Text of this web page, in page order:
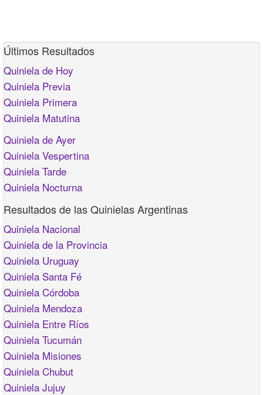
Últimos Resultados
Quiniela de Hoy
Quiniela Previa
Quiniela Primera
Quiniela Matutina
Quiniela de Ayer
Quiniela Vespertina
Quiniela Tarde
Quiniela Nocturna
Resultados de las Quinielas Argentinas
Quiniela Nacional
Quiniela de la Provincia
Quiniela Uruguay
Quiniela Santa Fé
Quiniela Córdoba
Quiniela Mendoza
Quiniela Entre Ríos
Quiniela Tucumán
Quiniela Misiones
Quiniela Chubut
Quiniela Jujuy